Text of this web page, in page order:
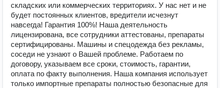
складских или коммерческих территориях. У нас нет и не
будет постоянных клиентов, вредители исчезнут
навсегда! Гарантия 100%! Наша деятельность
лицензирована, все сотрудники аттестованы, препараты
сертифицированы. Машины и спецодежда без рекламы,
соседи не узнают о Вашей проблеме. Работаем по
договору, указываем все сроки, стоимость, гарантии,
оплата по факту выполнения. Наша компания использует
только импортные препараты полностью безопасные для